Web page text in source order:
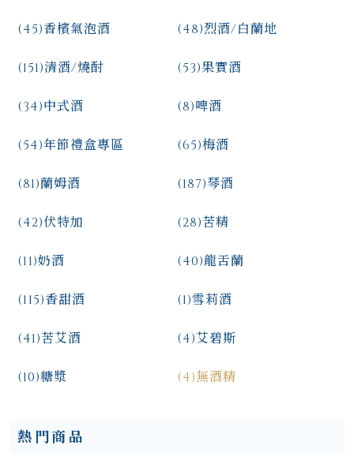
香檳氣泡酒
(45) 烈酒/白蘭地
(48)
清酒/燒酎
(151) 果實酒
(53)
中式酒
(34) 啤酒
(8)
年節禮盒專區
(54) 梅酒
(65)
蘭姆酒
(81) 琴酒
(187)
伏特加
(42) 苦精
(28)
奶酒
(11) 龍舌蘭
(40)
香甜酒
(115) 雪莉酒
(1)
苦艾酒
(41) 艾碧斯
(4)
糖漿
(10) 無酒精
(4)
熱門商品